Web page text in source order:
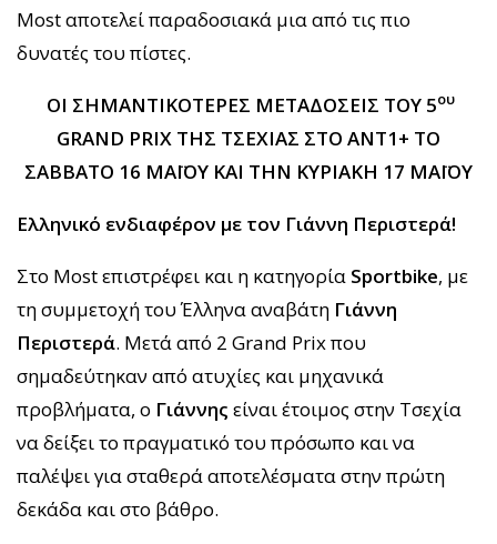
Most αποτελεί παραδοσιακά μια από τις πιο
δυνατές του πίστες.
ΟΙ ΣΗΜΑΝΤΙΚΟΤΕΡΕΣ ΜΕΤΑΔΟΣΕΙΣ ΤΟΥ 5ου
GRAND PRIX ΤΗΣ ΤΣΕΧΙΑΣ ΣΤΟ ΑΝΤ1+ ΤΟ
ΣΑΒΒΑΤΟ 16 ΜΑΪΟΥ ΚΑΙ ΤΗΝ ΚΥΡΙΑΚΗ 17 ΜΑΪΟΥ
Ελληνικό ενδιαφέρον με τον Γιάννη Περιστερά!
Στο Most επιστρέφει και η κατηγορία Sportbike, με
τη συμμετοχή του Έλληνα αναβάτη Γιάννη
Περιστερά. Μετά από 2 Grand Prix που
σημαδεύτηκαν από ατυχίες και μηχανικά
προβλήματα, ο Γιάννης είναι έτοιμος στην Τσεχία
να δείξει το πραγματικό του πρόσωπο και να
παλέψει για σταθερά αποτελέσματα στην πρώτη
δεκάδα και στο βάθρο.